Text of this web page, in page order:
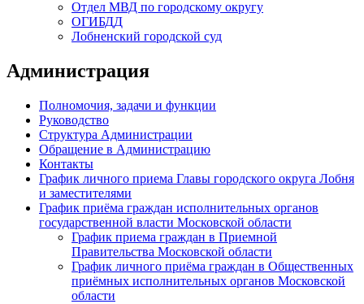
Отдел МВД по городскому округу
ОГИБДД
Лобненский городской суд
Администрация
Полномочия, задачи и функции
Руководство
Структура Администрации
Обращение в Администрацию
Контакты
График личного приема Главы городского округа Лобня
и заместителями
График приёма граждан исполнительных органов
государственной власти Московской области
График приема граждан в Приемной
Правительства Московской области
График личного приёма граждан в Общественных
приёмных исполнительных органов Московской
области